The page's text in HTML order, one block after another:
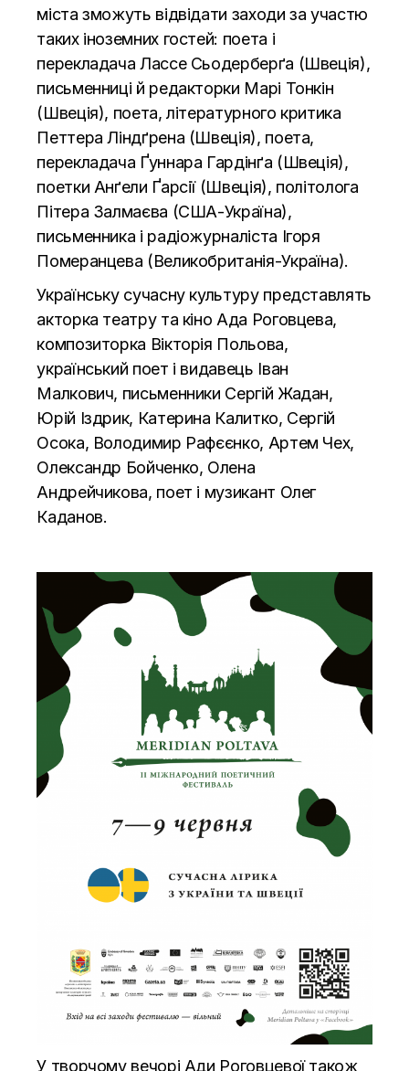
міста зможуть відвідати заходи за участю
таких іноземних гостей: поета і
перекладача Лассе Сьодерберґа (Швеція),
письменниці й редакторки Марі Тонкін
(Швеція), поета, літературного критика
Петтера Ліндґрена (Швеція), поета,
перекладача Ґуннара Гардінґа (Швеція),
поетки Анґели Ґарсії (Швеція), політолога
Пітера Залмаєва (США-Україна),
письменника і радіожурналіста Ігоря
Померанцева (Великобританія-Україна).
Українську сучасну культуру представлять
акторка театру та кіно Ада Роговцева,
композиторка Вікторія Польова,
український поет і видавець Іван
Малкович, письменники Сергій Жадан,
Юрій Іздрик, Катерина Калитко, Сергій
Осока, Володимир Рафєєнко, Артем Чех,
Олександр Бойченко, Олена
Андрейчикова, поет і музикант Олег
Каданов.
У творчому вечорі Ади Роговцевої також